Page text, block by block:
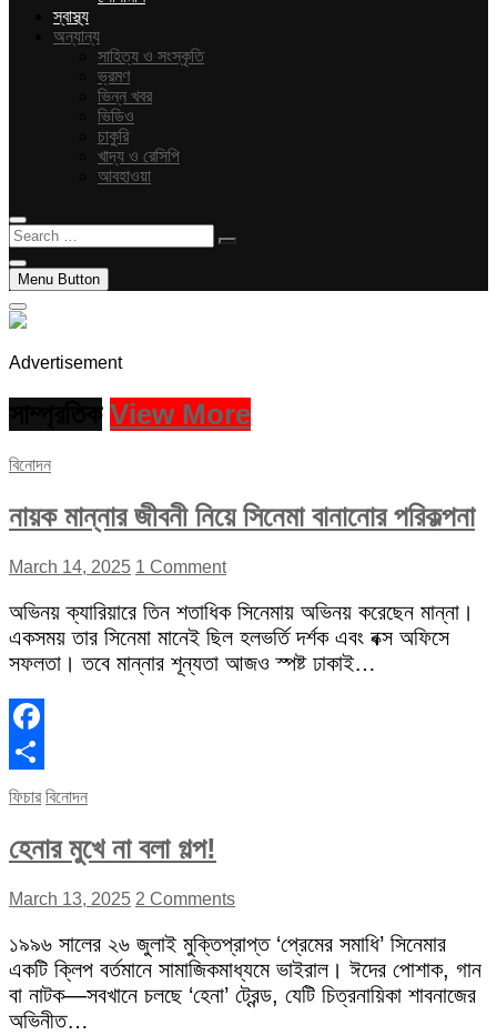
স্বাস্থ্য
অন্যান্য
সাহিত্য ও সংস্কৃতি
ভ্রমণ
ভিন্ন খবর
ভিডিও
চাকুরি
খাদ্য ও রেসিপি
আবহাওয়া
Search
…
Menu Button
Advertisement
View More
বিনোদন
নায়ক মান্নার জীবনী নিয়ে সিনেমা বানানোর পরিকল্পনা
March 14, 2025 1 Comment
অভিনয় ক্যারিয়ারে তিন শতাধিক সিনেমায় অভিনয় করেছেন মান্না।
একসময় তার সিনেমা মানেই ছিল হলভর্তি দর্শক এবং বক্স অফিসে
সফলতা। তবে মান্নার শূন্যতা আজও স্পষ্ট ঢাকাই…
Facebook
Share
ফিচার বিনোদন
হেনার মুখে না বলা গল্প!
March 13, 2025 2 Comments
১৯৯৬ সালের ২৬ জুলাই মুক্তিপ্রাপ্ত ‘প্রেমের সমাধি’ সিনেমার
একটি ক্লিপ বর্তমানে সামাজিকমাধ্যমে ভাইরাল। ঈদের পোশাক, গান
বা নাটক—সবখানে চলছে ‘হেনা’ ট্রেন্ড, যেটি চিত্রনায়িকা শাবনাজের
অভিনীত…